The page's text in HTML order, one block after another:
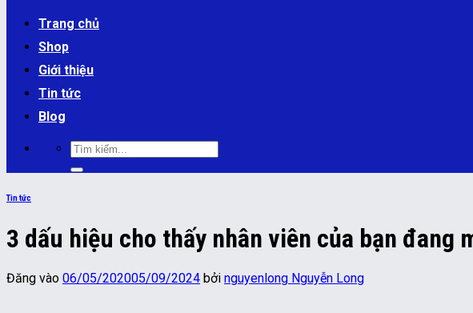
Trang chủ
Shop
Giới thiệu
Tin tức
Blog
Tìm
kiếm:
Tin tức
3 dấu hiệu cho thấy nhân viên của bạn đang
Đăng vào 06/05/202005/09/2024 bởi nguyenlong Nguyễn Long